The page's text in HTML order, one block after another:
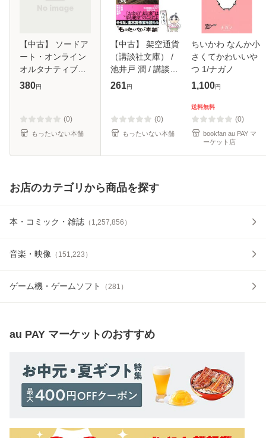
【中古】 ソードア
ート・オンライン
オルタナティブク
ローバーズ・リグ
渡瀬 草一郎 /
KADOKAWA [
380円
(0)
もったいない本舗
【中古】 架空通貨
（講談社文庫） /
池井戸 潤 / 講談社
[文庫]【メール便送
261円
(0)
もったいない本舗
ちいかわ なんか小
さくてかわいいや
つ 1/ナガノ
1,100円
送料無料
(0)
bookfan au PAY マ
ーケット店
お店のカテゴリから商品を探す
本・コミック・雑誌 （ 1,257,856 ）
音楽・映像 （ 151,223 ）
ゲーム機・ゲームソフト （281 ）
au PAY マーケットのおすすめ